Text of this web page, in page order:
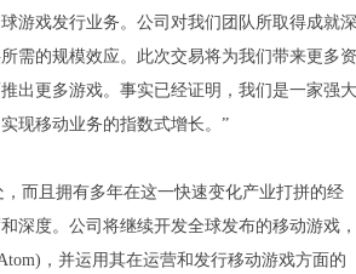
游戏发行业务。公司对我们团队所取得成就深
需的规模效应。此次交易将为我们带来更多资
出更多游戏。事实已经证明，我们是一家强大
现移动业务的指数式增长。”
而且拥有多年在这一快速变化产业打拼的经
深度。公司将继续开发全球发布的移动游戏，
，并运用其在运营和发行移动游戏方面的